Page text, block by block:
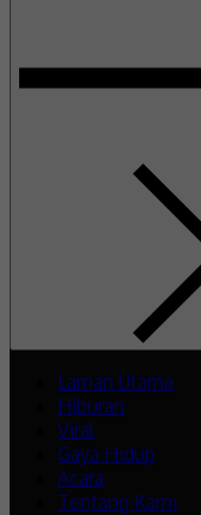
Laman Utama
Hiburan
Viral
Gaya Hidup
Acara
Tentang Kami